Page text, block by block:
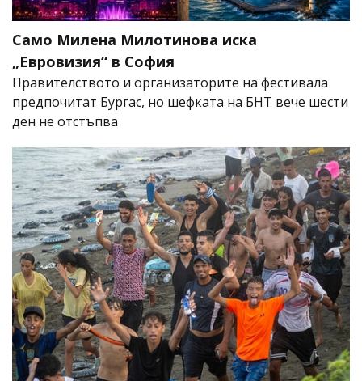
Само Милена Милотинова иска
„Евровизия“ в София
Правителството и организаторите на фестивала
предпочитат Бургас, но шефката на БНТ вече шести
ден не отстъпва